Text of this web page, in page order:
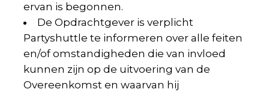
ervan is begonnen.
De Opdrachtgever is verplicht
Partyshuttle te informeren over alle feiten
en/of omstandigheden die van invloed
kunnen zijn op de uitvoering van de
Overeenkomst en waarvan hij